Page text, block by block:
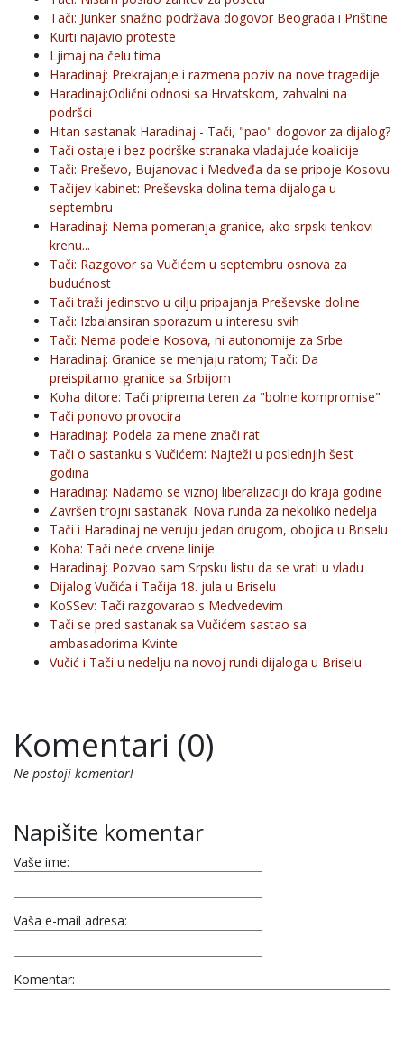
Tači: Junker snažno podržava dogovor Beograda i Prištine
Kurti najavio proteste
Ljimaj na čelu tima
Haradinaj: Prekrajanje i razmena poziv na nove tragedije
Haradinaj:Odlični odnosi sa Hrvatskom, zahvalni na
podršci
Hitan sastanak Haradinaj - Tači, "pao" dogovor za dijalog?
Tači ostaje i bez podrške stranaka vladajuće koalicije
Tači: Preševo, Bujanovac i Medveđa da se pripoje Kosovu
Tačijev kabinet: Preševska dolina tema dijaloga u
septembru
Haradinaj: Nema pomeranja granice, ako srpski tenkovi
krenu...
Tači: Razgovor sa Vučićem u septembru osnova za
budućnost
Tači traži jedinstvo u cilju pripajanja Preševske doline
Tači: Izbalansiran sporazum u interesu svih
Tači: Nema podele Kosova, ni autonomije za Srbe
Haradinaj: Granice se menjaju ratom; Tači: Da
preispitamo granice sa Srbijom
Koha ditore: Tači priprema teren za "bolne kompromise"
Tači ponovo provocira
Haradinaj: Podela za mene znači rat
Tači o sastanku s Vučićem: Najteži u poslednjih šest
godina
Haradinaj: Nadamo se viznoj liberalizaciji do kraja godine
Završen trojni sastanak: Nova runda za nekoliko nedelja
Tači i Haradinaj ne veruju jedan drugom, obojica u Briselu
Koha: Tači neće crvene linije
Haradinaj: Pozvao sam Srpsku listu da se vrati u vladu
Dijalog Vučića i Tačija 18. jula u Briselu
KoSSev: Tači razgovarao s Medvedevim
Tači se pred sastanak sa Vučićem sastao sa
ambasadorima Kvinte
Vučić i Tači u nedelju na novoj rundi dijaloga u Briselu
Komentari (0)
Ne postoji komentar!
Napišite komentar
Vaše ime:
Vaša e-mail adresa:
Komentar: